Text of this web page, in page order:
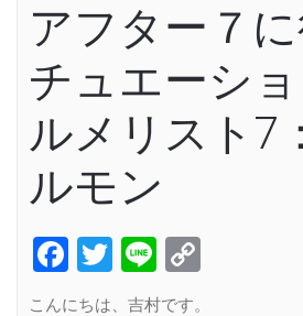
アフター７
チュエーシ
ルメリスト7
ルモン
Facebook
Twitter
Line
こんにちは、吉村です。